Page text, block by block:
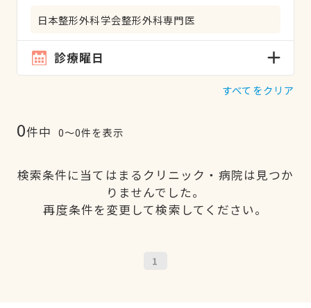
日本整形外科学会整形外科専門医
診療曜日
すべてをクリア
0件中 0〜0件を表示
検索条件に当てはまるクリニック・病院は見つか
りませんでした。
再度条件を変更して検索してください。
1